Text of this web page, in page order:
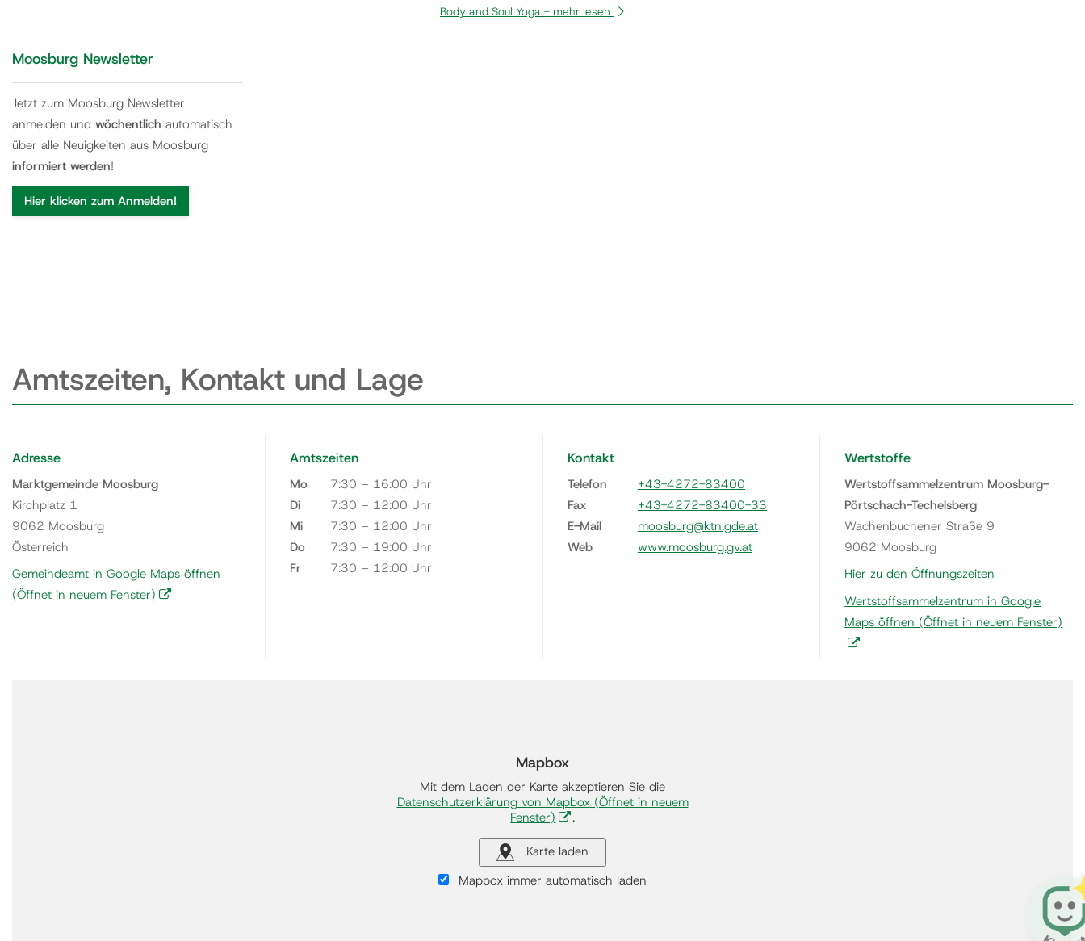
Body and Soul Yoga - mehr lesen
Moosburg Newsletter
Jetzt zum Moosburg Newsletter
anmelden und wöchentlich automatisch
über alle Neuigkeiten aus Moosburg
informiert werden!
Hier klicken zum Anmelden!
Amtszeiten, Kontakt und Lage
Adresse
Marktgemeinde Moosburg
Kirchplatz 1
9062 Moosburg
Österreich
Gemeindeamt in Google Maps öffnen
(Öffnet in neuem Fenster)
Amtszeiten
Mo
7:30 – 16:00 Uhr
Di
7:30 – 12:00 Uhr
Mi
7:30 – 12:00 Uhr
Do
7:30 – 19:00 Uhr
Fr
7:30 – 12:00 Uhr
Kontakt
Telefon
+43-4272-83400
Fax
+43-4272-83400-33
E-Mail
moosburg@ktn.gde.at
Web
www.moosburg.gv.at
Wertstoffe
Wertstoffsammelzentrum Moosburg-
Pörtschach-Techelsberg
Wachenbuchener Straße 9
9062 Moosburg
Hier zu den Öffnungszeiten
Wertstoffsammelzentrum in Google
Maps öffnen (Öffnet in neuem Fenster)
Mapbox
Mit dem Laden der Karte akzeptieren Sie die
Datenschutzerklärung von Mapbox(Öffnet in neuem
Fenster)
.
Karte laden
Mapbox immer automatisch laden